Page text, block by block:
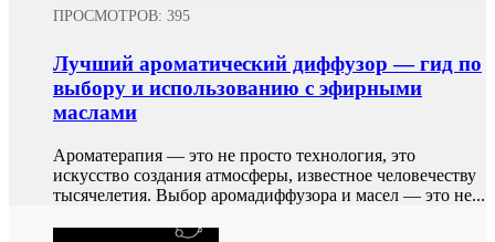
ПРОСМОТРОВ: 395
Лучший ароматический диффузор — гид по
выбору и использованию с эфирными
маслами
Ароматерапия — это не просто технология, это
искусство создания атмосферы, известное человечеству
тысячелетия. Выбор аромадиффузора и масел — это не...